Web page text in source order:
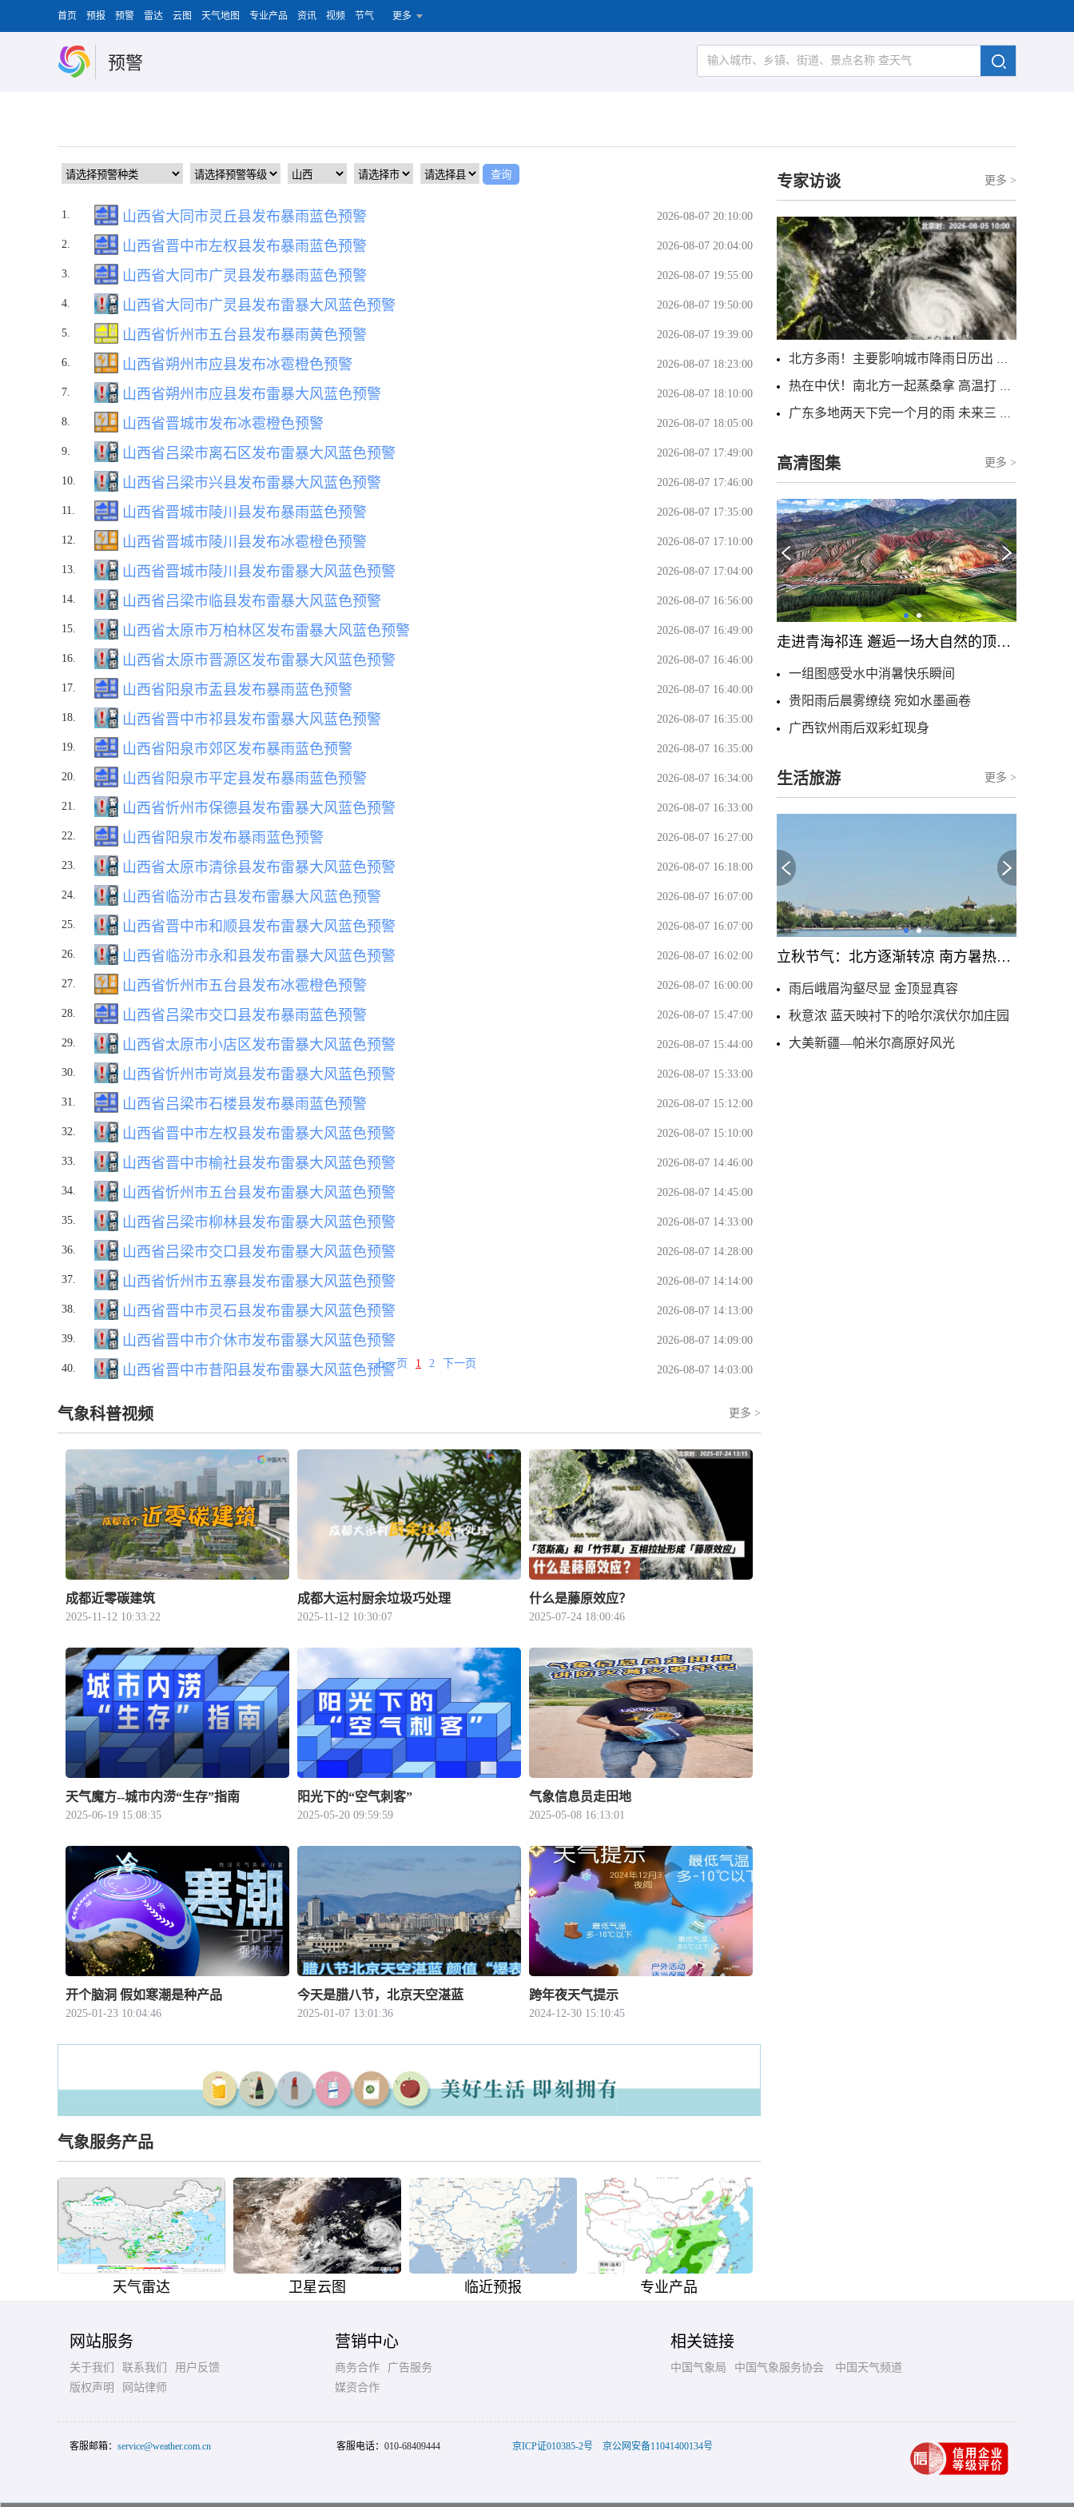
首页 预报 预警 雷达 云图 天气地图 专业产品 资讯 视频 节气 更多
预警
1. 山西省大同市灵丘县发布暴雨蓝色预警 2026-08-07 20:10:00
2. 山西省晋中市左权县发布暴雨蓝色预警 2026-08-07 20:04:00
3. 山西省大同市广灵县发布暴雨蓝色预警 2026-08-07 19:55:00
4. 山西省大同市广灵县发布雷暴大风蓝色预警 2026-08-07 19:50:00
5. 山西省忻州市五台县发布暴雨黄色预警 2026-08-07 19:39:00
6. 山西省朔州市应县发布冰雹橙色预警 2026-08-07 18:23:00
7. 山西省朔州市应县发布雷暴大风蓝色预警 2026-08-07 18:10:00
8. 山西省晋城市发布冰雹橙色预警 2026-08-07 18:05:00
9. 山西省吕梁市离石区发布雷暴大风蓝色预警 2026-08-07 17:49:00
10. 山西省吕梁市兴县发布雷暴大风蓝色预警 2026-08-07 17:46:00
11. 山西省晋城市陵川县发布暴雨蓝色预警 2026-08-07 17:35:00
12. 山西省晋城市陵川县发布冰雹橙色预警 2026-08-07 17:10:00
13. 山西省晋城市陵川县发布雷暴大风蓝色预警 2026-08-07 17:04:00
14. 山西省吕梁市临县发布雷暴大风蓝色预警 2026-08-07 16:56:00
15. 山西省太原市万柏林区发布雷暴大风蓝色预警 2026-08-07 16:49:00
16. 山西省太原市晋源区发布雷暴大风蓝色预警 2026-08-07 16:46:00
17. 山西省阳泉市盂县发布暴雨蓝色预警 2026-08-07 16:40:00
18. 山西省晋中市祁县发布雷暴大风蓝色预警 2026-08-07 16:35:00
19. 山西省阳泉市郊区发布暴雨蓝色预警 2026-08-07 16:35:00
20. 山西省阳泉市平定县发布暴雨蓝色预警 2026-08-07 16:34:00
21. 山西省忻州市保德县发布雷暴大风蓝色预警 2026-08-07 16:33:00
22. 山西省阳泉市发布暴雨蓝色预警 2026-08-07 16:27:00
23. 山西省太原市清徐县发布雷暴大风蓝色预警 2026-08-07 16:18:00
24. 山西省临汾市古县发布雷暴大风蓝色预警 2026-08-07 16:07:00
25. 山西省晋中市和顺县发布雷暴大风蓝色预警 2026-08-07 16:07:00
26. 山西省临汾市永和县发布雷暴大风蓝色预警 2026-08-07 16:02:00
27. 山西省忻州市五台县发布冰雹橙色预警 2026-08-07 16:00:00
28. 山西省吕梁市交口县发布暴雨蓝色预警 2026-08-07 15:47:00
29. 山西省太原市小店区发布雷暴大风蓝色预警 2026-08-07 15:44:00
30. 山西省忻州市岢岚县发布雷暴大风蓝色预警 2026-08-07 15:33:00
31. 山西省吕梁市石楼县发布暴雨蓝色预警 2026-08-07 15:12:00
32. 山西省晋中市左权县发布雷暴大风蓝色预警 2026-08-07 15:10:00
33. 山西省晋中市榆社县发布雷暴大风蓝色预警 2026-08-07 14:46:00
34. 山西省忻州市五台县发布雷暴大风蓝色预警 2026-08-07 14:45:00
35. 山西省吕梁市柳林县发布雷暴大风蓝色预警 2026-08-07 14:33:00
36. 山西省吕梁市交口县发布雷暴大风蓝色预警 2026-08-07 14:28:00
37. 山西省忻州市五寨县发布雷暴大风蓝色预警 2026-08-07 14:14:00
38. 山西省晋中市灵石县发布雷暴大风蓝色预警 2026-08-07 14:13:00
39. 山西省晋中市介休市发布雷暴大风蓝色预警 2026-08-07 14:09:00
40. 山西省晋中市昔阳县发布雷暴大风蓝色预警 2026-08-07 14:03:00
上一页 1 2 下一页
气象科普视频 更多 >
成都近零碳建筑
2025-11-12 10:33:22
成都大运村厨余垃圾巧处理
2025-11-12 10:30:07
什么是藤原效应？
2025-07-24 18:00:46
天气魔方--城市内涝“生存”指南
2025-06-19 15:08:35
阳光下的“空气刺客”
2025-05-20 09:59:59
气象信息员走田地
2025-05-08 16:13:01
开个脑洞 假如寒潮是种产品
2025-01-23 10:04:46
今天是腊八节，北京天空湛蓝
2025-01-07 13:01:36
跨年夜天气提示
2024-12-30 15:10:45
气象服务产品
天气雷达 卫星云图 临近预报 专业产品
专家访谈 更多 >
北方多雨！主要影响城市降雨日历出炉 看哪里雨水超长待机
热在中伏！南北方一起蒸桑拿 高温打卡日历看哪里热力持久
广东多地两天下完一个月的雨 未来三天“红霞”残涡将北上一路洒水
高清图集 更多 >
走进青海祁连 邂逅一场大自然的顶级配色
一组图感受水中消暑快乐瞬间
贵阳雨后晨雾缭绕 宛如水墨画卷
广西钦州雨后双彩虹现身
生活旅游 更多 >
立秋节气：北方逐渐转凉 南方暑热仍盛
雨后峨眉沟壑尽显 金顶显真容
秋意浓 蓝天映衬下的哈尔滨伏尔加庄园
大美新疆—帕米尔高原好风光
网站服务
关于我们 联系我们
用户反馈
版权声明
网站律师
营销中心
商务合作
广告服务
媒资合作
相关链接
中国气象局 中国气象服务协会 中国天气频道
客服邮箱： service@weather.com.cn 客服电话： 010-68409444 京ICP证010385-2号 京公网安备11041400134号